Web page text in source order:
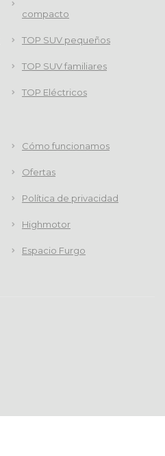
compacto
TOP SUV pequeños
TOP SUV familiares
TOP Eléctricos
Cómo funcionamos
Ofertas
Política de privacidad
Highmotor
Espacio Furgo